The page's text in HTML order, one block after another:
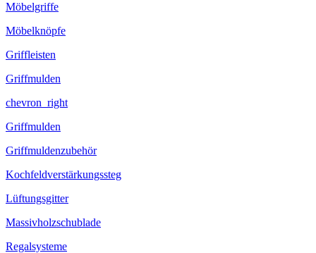
Möbelgriffe
Möbelknöpfe
Griffleisten
Griffmulden
chevron_right
Griffmulden
Griffmuldenzubehör
Kochfeldverstärkungssteg
Lüftungsgitter
Massivholzschublade
Regalsysteme